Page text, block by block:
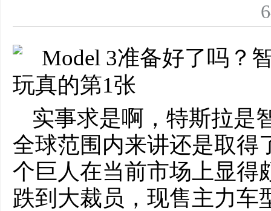
实事求是啊，特斯拉是
全球范围内来讲还是取得
个巨人在当前市场上显得
跌到大裁员，现售主力车